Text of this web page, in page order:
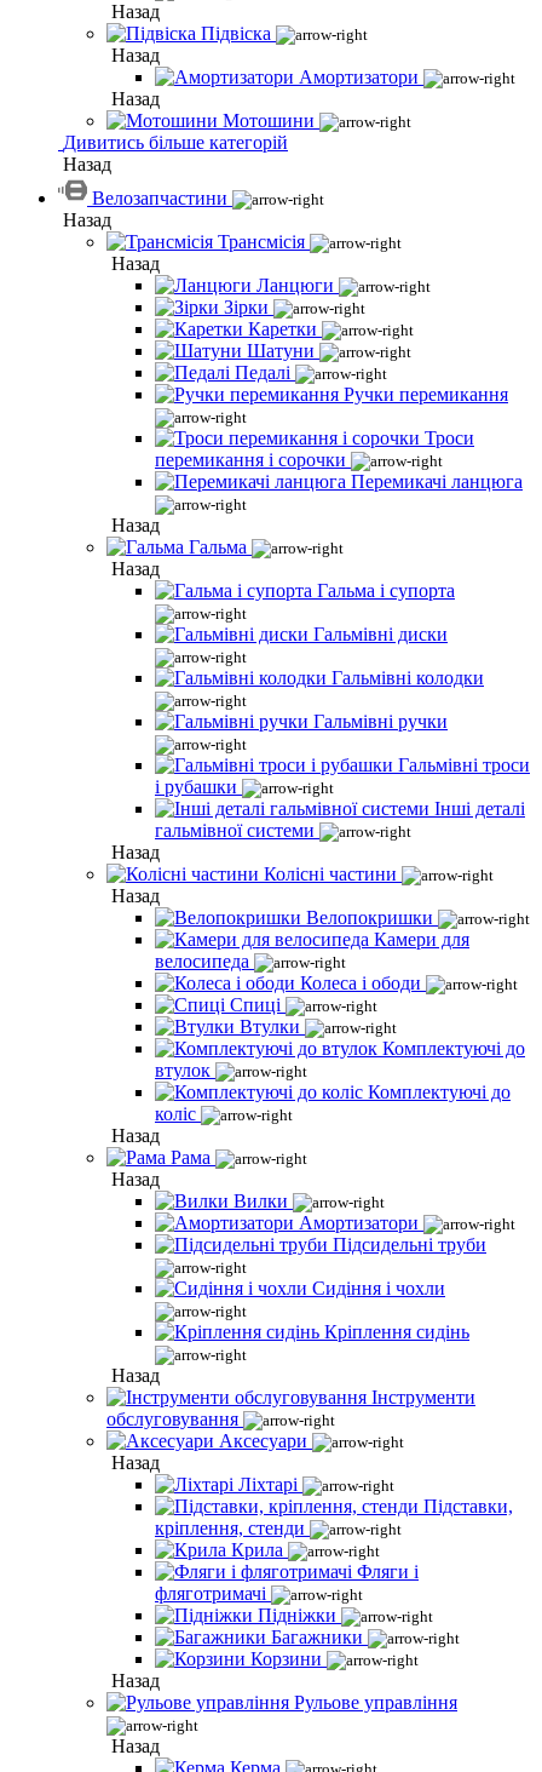
Назад
Підвіска
Назад
Амортизатори
Назад
Мотошини
Дивитись більше категорій
Назад
Велозапчастини
Назад
Трансмісія
Назад
Ланцюги
Зірки
Каретки
Шатуни
Педалі
Ручки перемикання
Троси
перемикання і сорочки
Перемикачі ланцюга
Назад
Гальма
Назад
Гальма і супорта
Гальмівні диски
Гальмівні колодки
Гальмівні ручки
Гальмівні троси
і рубашки
Інші деталі
гальмівної системи
Назад
Колісні частини
Назад
Велопокришки
Камери для
велосипеда
Колеса і ободи
Спиці
Втулки
Комплектуючі до
втулок
Комплектуючі до
коліс
Назад
Рама
Назад
Вилки
Амортизатори
Підсидельні труби
Сидіння і чохли
Кріплення сидінь
Назад
Інструменти
обслуговування
Аксесуари
Назад
Ліхтарі
Підставки,
кріплення, стенди
Крила
Фляги і
фляготримачі
Підніжки
Багажники
Корзини
Назад
Рульове управління
Назад
Керма